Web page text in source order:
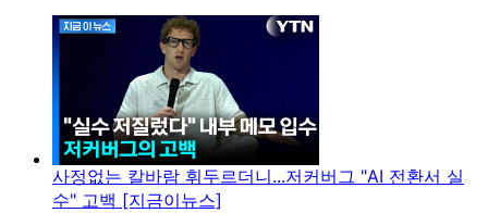
사정없는 칼바람 휘두르더니...저커버그 "AI 전환서 실
수" 고백 [지금이뉴스]